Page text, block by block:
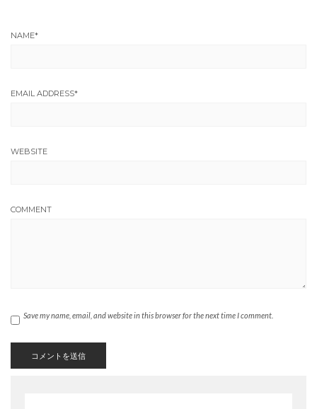
NAME*
EMAIL ADDRESS*
WEBSITE
COMMENT
Save my name, email, and website in this browser for the next time I comment.